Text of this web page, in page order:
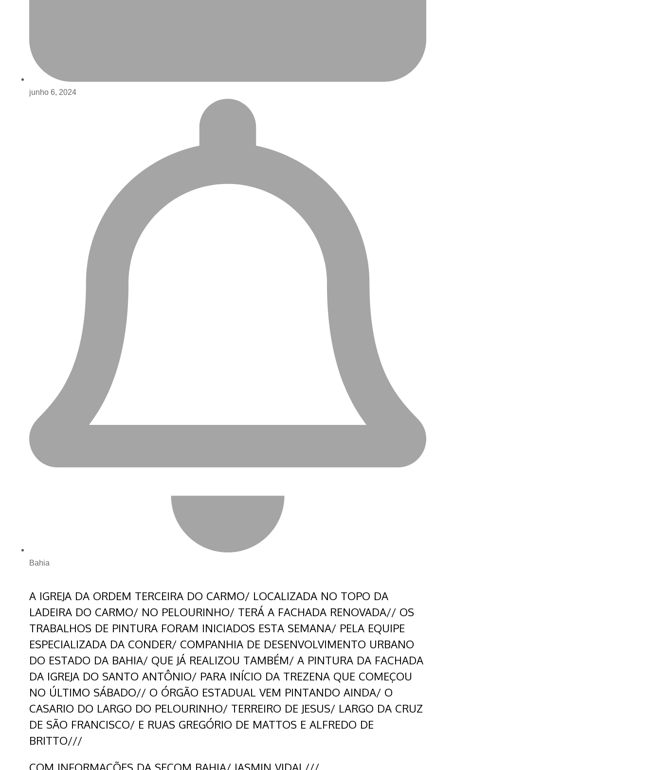
junho 6, 2024
Bahia
A IGREJA DA ORDEM TERCEIRA DO CARMO/ LOCALIZADA NO TOPO DA
LADEIRA DO CARMO/ NO PELOURINHO/ TERÁ A FACHADA RENOVADA// OS
TRABALHOS DE PINTURA FORAM INICIADOS ESTA SEMANA/ PELA EQUIPE
ESPECIALIZADA DA CONDER/ COMPANHIA DE DESENVOLVIMENTO URBANO
DO ESTADO DA BAHIA/ QUE JÁ REALIZOU TAMBÉM/ A PINTURA DA FACHADA
DA IGREJA DO SANTO ANTÔNIO/ PARA INÍCIO DA TREZENA QUE COMEÇOU
NO ÚLTIMO SÁBADO// O ÓRGÃO ESTADUAL VEM PINTANDO AINDA/ O
CASARIO DO LARGO DO PELOURINHO/ TERREIRO DE JESUS/ LARGO DA CRUZ
DE SÃO FRANCISCO/ E RUAS GREGÓRIO DE MATTOS E ALFREDO DE
BRITTO///
COM INFORMAÇÕES DA SECOM BAHIA/ IASMIN VIDAL///